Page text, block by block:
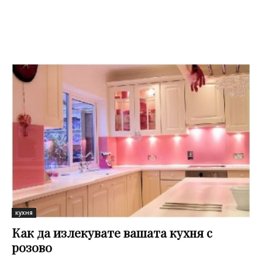
кухня
Как да излекувате вашата кухня с
розово